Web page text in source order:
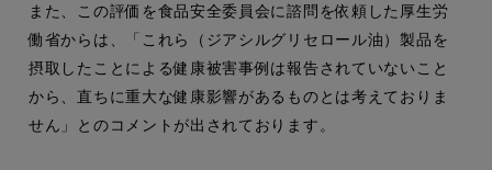
また、この評価を食品安全委員会に諮問を依頼した厚生労
働省からは、「これら（ジアシルグリセロール油）製品を
摂取したことによる健康被害事例は報告されていないこと
から、直ちに重大な健康影響があるものとは考えておりま
せん」とのコメントが出されております。